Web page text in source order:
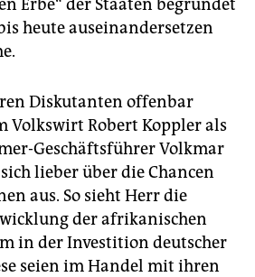
Erbe“ der Staaten begründet
heute auseinandersetzen
Diskutanten offenbar
Volkswirt Robert Koppler als
Geschäftsführer Volkmar
lieber über die Chancen
aus. So sieht Herr die
der afrikanischen
in der Investition deutscher
seien im Handel mit ihren